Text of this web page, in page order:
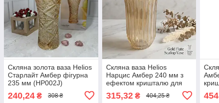
Скляна золота ваза Helios
Старлайт Амбер фігурна
235 мм (HP002J)
240,24 ₴ 308 ₴
Скляна ваза Helios
Нарцис Амбер 240 мм з
ефектом кришталю для
DSHP2026HA/L1
315,32₴ 404,25 ₴